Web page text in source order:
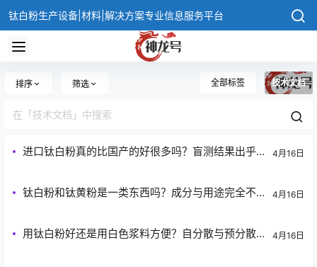
钛白粉生产设备|材料|解决方案专业信息服务平台
排序 筛选 全部标签 技术文档
进口钛白粉真的比国产的好很多吗？盲测结果出乎
4月16日
钛白粉和钛黄粉是一类东西吗？成分与用途完全不
4月16日
用钛白粉好还是用白色浆料方便？自分散与预分散
4月16日